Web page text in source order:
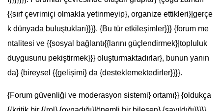
{{sırf çevrimiçi olmakla yetinmeyip}, organize ettikleri}|gerçe
k dünyada buluştukları}}}}. {Bu tür etkileşimler}}} {forum me
ntalitesi ve {{sosyal bağlantı{{larını güçlendirmek}|topluluk
duygusunu pekiştirmek}}} oluşturmaktadırlar}, bunun yanın
da} {bireysel {{gelişimi} da {desteklemektedirler}}}}.
{Forum güvenliği ve moderasyon sistemi} ortamı}} {oldukça